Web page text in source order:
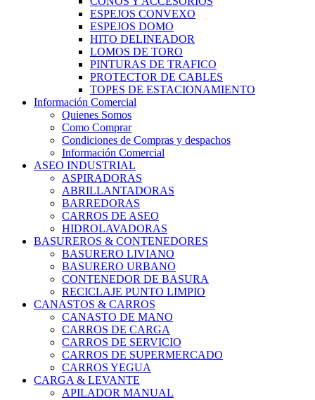
ESPEJOS CONVEXO
ESPEJOS DOMO
HITO DELINEADOR
LOMOS DE TORO
PINTURAS DE TRAFICO
PROTECTOR DE CABLES
TOPES DE ESTACIONAMIENTO
Información Comercial
Quienes Somos
Como Comprar
Condiciones de Compras y despachos
Información Comercial
ASEO INDUSTRIAL
ASPIRADORAS
ABRILLANTADORAS
BARREDORAS
CARROS DE ASEO
HIDROLAVADORAS
BASUREROS & CONTENEDORES
BASURERO LIVIANO
BASURERO URBANO
CONTENEDOR DE BASURA
RECICLAJE PUNTO LIMPIO
CANASTOS & CARROS
CANASTO DE MANO
CARROS DE CARGA
CARROS DE SERVICIO
CARROS DE SUPERMERCADO
CARROS YEGUA
CARGA & LEVANTE
APILADOR MANUAL